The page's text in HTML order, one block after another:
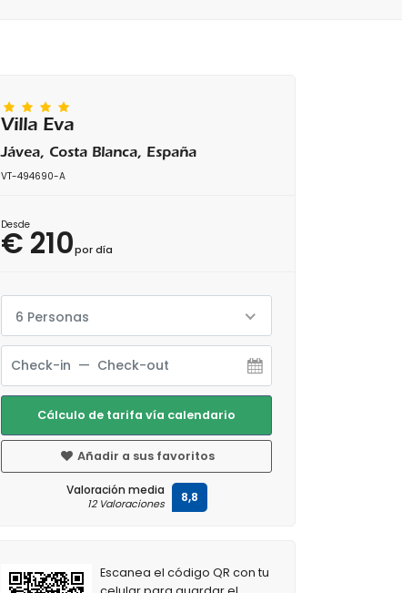
Villa Eva
Jávea, Costa Blanca, España
VT-494690-A
Desde
€ 210por día
6 Personas
Cálculo de tarifa vía calendario
Añadir a sus favoritos
Valoración media
12 Valoraciones 8,8
Escanea el código QR con tu